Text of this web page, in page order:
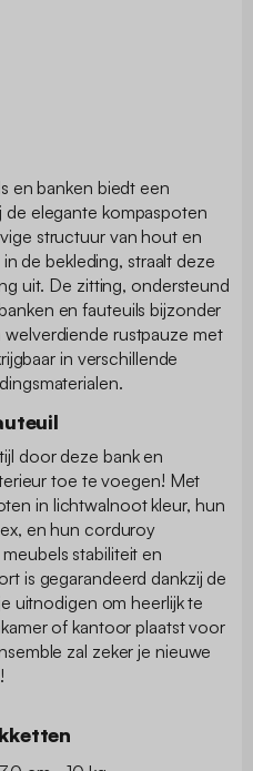
en banken biedt een
de elegante kompaspoten
structuur van hout en
de bekleding, straalt deze
uit. De zitting, ondersteund
en fauteuils bijzonder
rustpauze met
in verschillende
door deze bank en
toe te voegen! Met
in lichtwalnoot kleur, hun
en hun corduroy
stabiliteit en
is gegarandeerd dankzij de
uitnodigen om heerlijk te
of kantoor plaatst voor
zal zeker je nieuwe